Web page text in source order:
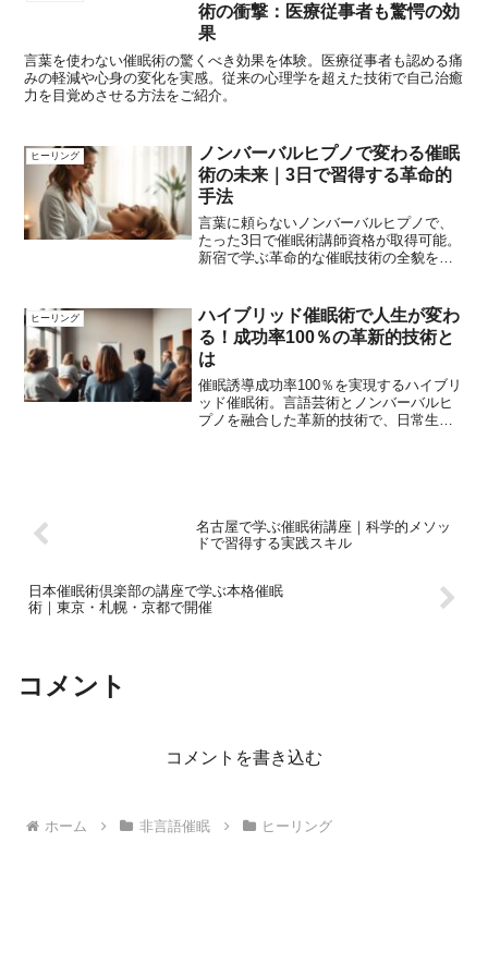
術の衝撃：医療従事者も驚愕の効
果
言葉を使わない催眠術の驚くべき効果を体験。医療従事者も認める痛
みの軽減や心身の変化を実感。従来の心理学を超えた技術で自己治癒
力を目覚めさせる方法をご紹介。
ヒーリング
ノンバーバルヒプノで変わる催眠
術の未来｜3日で習得する革命的
手法
言葉に頼らないノンバーバルヒプノで、
たった3日で催眠術講師資格が取得可能。
新宿で学ぶ革命的な催眠技術の全貌を解
ヒーリング
ハイブリッド催眠術で人生が変わ
る！成功率100％の革新的技術と
は
催眠誘導成功率100％を実現するハイブリ
ッド催眠術。言語芸術とノンバーバルヒ
プノを融合した革新的技術で、日常生活
名古屋で学ぶ催眠術講座｜科学的メソッ
ドで習得する実践スキル
日本催眠術倶楽部の講座で学ぶ本格催眠
術｜東京・札幌・京都で開催
コメント
コメントを書き込む
ホーム 非言語催眠 ヒーリング